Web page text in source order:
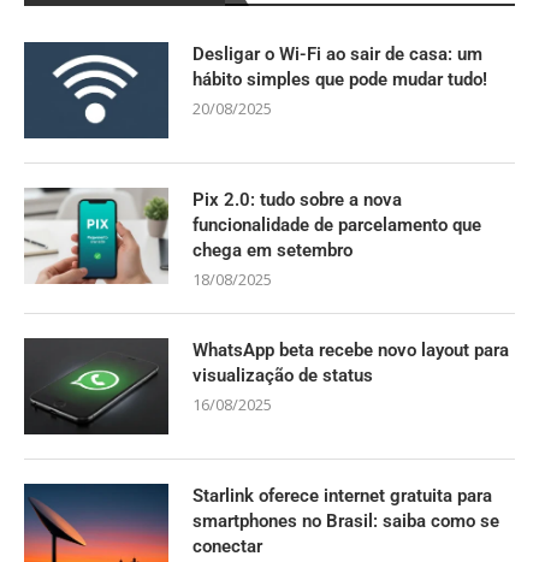
Desligar o Wi-Fi ao sair de casa: um
hábito simples que pode mudar tudo!
20/08/2025
Pix 2.0: tudo sobre a nova
funcionalidade de parcelamento que
chega em setembro
18/08/2025
WhatsApp beta recebe novo layout para
visualização de status
16/08/2025
Starlink oferece internet gratuita para
smartphones no Brasil: saiba como se
conectar